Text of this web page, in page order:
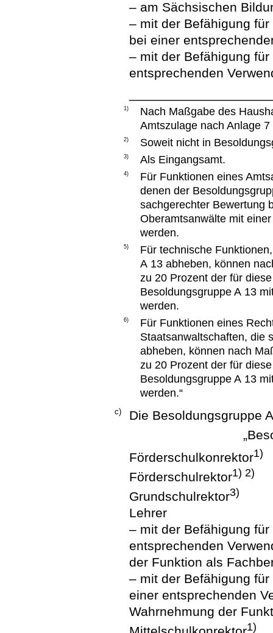
– am Sächsischen
– mit der Befähigung
bei einer
– mit der Befähigung
entsprechenden
1)
Nach Maßgabe des
Amtszulage nach Anlage
2) Soweit nicht in
3) Als Eingangsamt.
4)
Für Funktionen eines
denen der
sachgerechter Bewertung
Oberamtsanwälte mit
werden.
5)
Für technische
A 13 abheben, können
zu 20 Prozent der für
Besoldungsgruppe A 13
werden.
6)
Für Funktionen eines
Staatsanwaltschaften, die
abheben, können nach
zu 20 Prozent der für
Besoldungsgruppe A 13
werden.“
c)
Die Besoldungsgruppe
Förderschulkonrektor1)
Förderschulrektor1) 2)
Grundschulrektor3)
Lehrer
– mit der Befähigung
entsprechenden
der Funktion als
– mit der Befähigung
einer entsprechenden
Wahrnehmung der
1)